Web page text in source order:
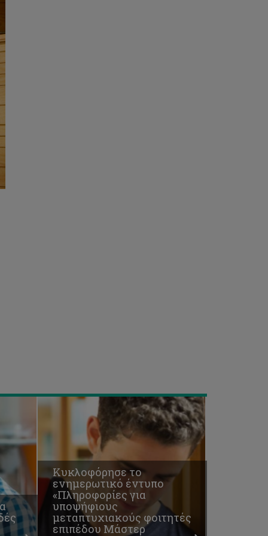
Κυκλοφόρησε το
ενημερωτικό έντυπο
«Πληροφορίες για
υποψήφιους
μεταπτυχιακούς φοιτητές
επιπέδου Μάστερ